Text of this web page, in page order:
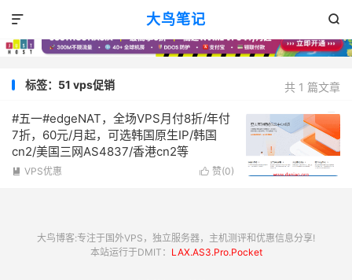
大鸟笔记 

共 1 篇文章
标签：51 vps促销
#五一#edgeNAT，全场VPS月付8折/年付
7折，60元/月起，可选韩国原生IP/韩国
cn2/美国三网AS4837/香港cn2等
 赞(0)
 VPS优惠
大鸟博客:专注于国外VPS，独立服务器，主机测评和优惠信息分享!
本站运行于DMIT： LAX.AS3.Pro.Pocket